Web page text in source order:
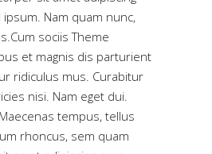
Nam quam nunc,
sociis Theme
et magnis dis parturient
ridiculus mus. Curabitur
nisi. Nam eget dui.
tempus, tellus
rhoncus, sem quam